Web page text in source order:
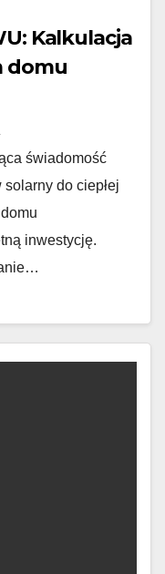
Kalkulacja
domu
świadomość
do ciepłej
inwestycję.